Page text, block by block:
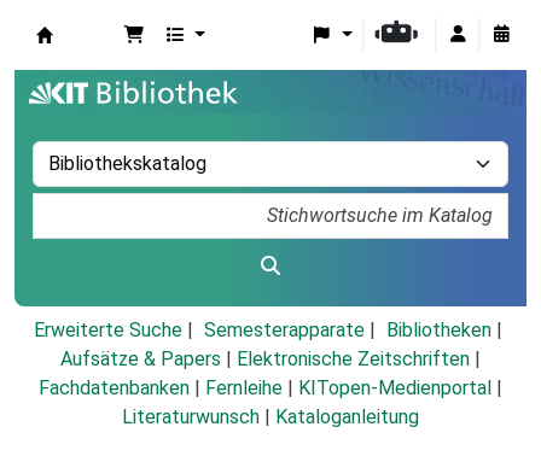
Erweiterte Suche Semesterapparate
Bibliotheken
Aufsätze & Papers
Elektronische Zeitschriften
Fachdatenbanken
Fernleihe KITopen-Medienportal
Literaturwunsch
Kataloganleitung